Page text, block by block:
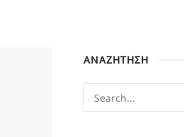
ΑΝΑΖΗΤΗΣΗ